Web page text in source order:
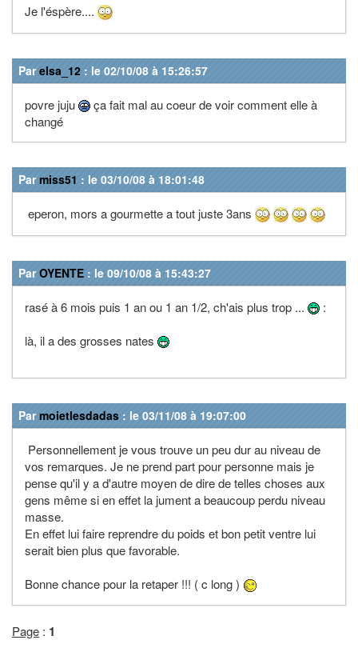
Je l'éspère....
Parelsa_12 : le 02/10/08 à 15:26:57
povre juju
ça fait mal au coeur de voir comment elle à
changé
Parmiss51 : le 03/10/08 à 18:01:48
eperon, mors a gourmette a tout juste 3ans
ParOYENTE : le 09/10/08 à 15:43:27
rasé à 6 mois puis 1 an ou 1 an 1/2, ch'ais plus trop ...
:
là, il a des grosses nates
Parmoietlesdadas : le 03/11/08 à 19:07:00
Personnellement je vous trouve un peu dur au niveau de
vos remarques. Je ne prend part pour personne mais je
pense qu'il y a d'autre moyen de dire de telles choses aux
gens même si en effet la jument a beaucoup perdu niveau
masse.
En effet lui faire reprendre du poids et bon petit ventre lui
serait bien plus que favorable.
Bonne chance pour la retaper !!! ( c long )
Page : 1